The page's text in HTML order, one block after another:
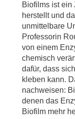
Biofilms ist ein
herstellt und
unmittelbare
Professorin
von einem
chemisch
dafür, dass
kleben kann.
nachweisen:
denen das
Biofilm mehr